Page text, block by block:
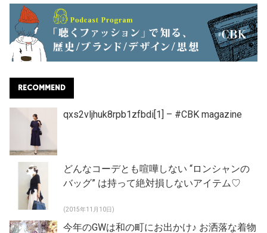
RECOMMEND
qxs2vljhuk8rpb1zfbdi[1] – #CBK magazine
どんなコーデとも喧嘩しない “ロンシャンの
バッグ” は持って絶対損しないアイテム♡
(2015年11月10日)
今年のGWは和の町にお出かけ♪ お洒落な着物